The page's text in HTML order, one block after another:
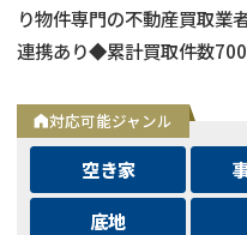
り物件専門の不動産買取
連携あり◆累計買取件数
対応可能ジャンル
空き家
底地